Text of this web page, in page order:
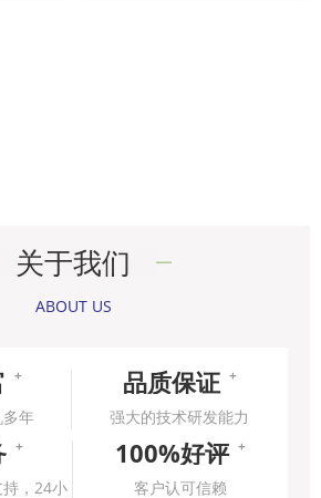
关于我们
ABOUT US
+
年
品质保证 +
强大的技术研发能力
+
，24小
100%好评 +
客户认可信赖